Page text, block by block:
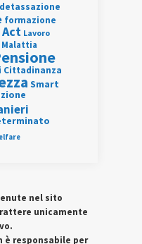
detassazione
formazione
Act Lavoro
Malattia
Cittadinanza
Smart
nel sito
unicamente
è responsabile per